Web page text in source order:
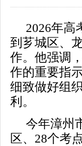
2026年高
到芗城区、
作。他强调
作的重要指
细致做好组
利。
今年漳州
区、28个考